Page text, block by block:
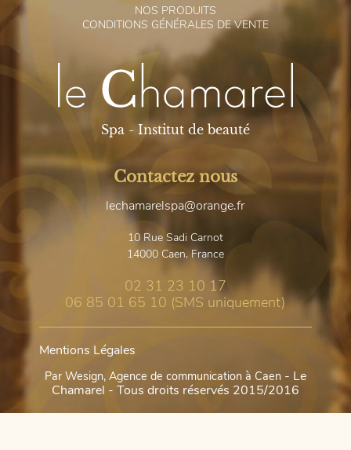
NOS PRODUITS
CONDITIONS GÉNÉRALES DE VENTE
Spa - Institut de beauté
Contactez nous
lechamarelspa@orange.fr
10 Rue Sadi Carnot
14000 Caen, France
02 31 23 10 17
06 85 01 65 10 (SMS uniquement)
Mentions Légales
Par Wesign, Agence de communication à Caen - Le
Chamarel - Tous droits réservés 2015/2016